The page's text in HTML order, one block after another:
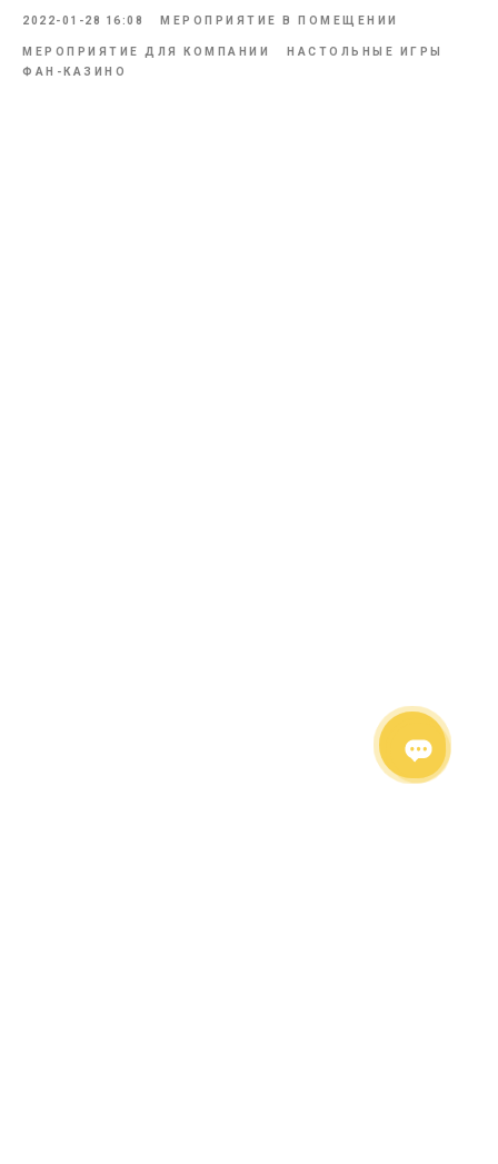
2022-01-28 16:08 МЕРОПРИЯТИЕ В ПОМЕЩЕНИИ
МЕРОПРИЯТИЕ ДЛЯ КОМПАНИИ
НАСТОЛЬНЫЕ ИГРЫ
ФАН-КАЗИНО